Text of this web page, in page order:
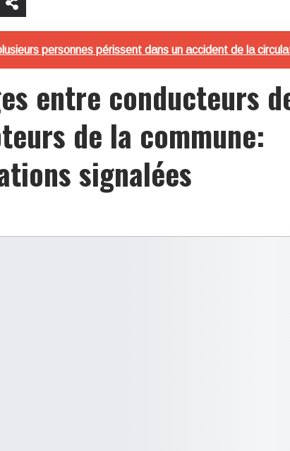
personnes périssent dans un accident de la
entre conducteurs
de la commune:
signalées